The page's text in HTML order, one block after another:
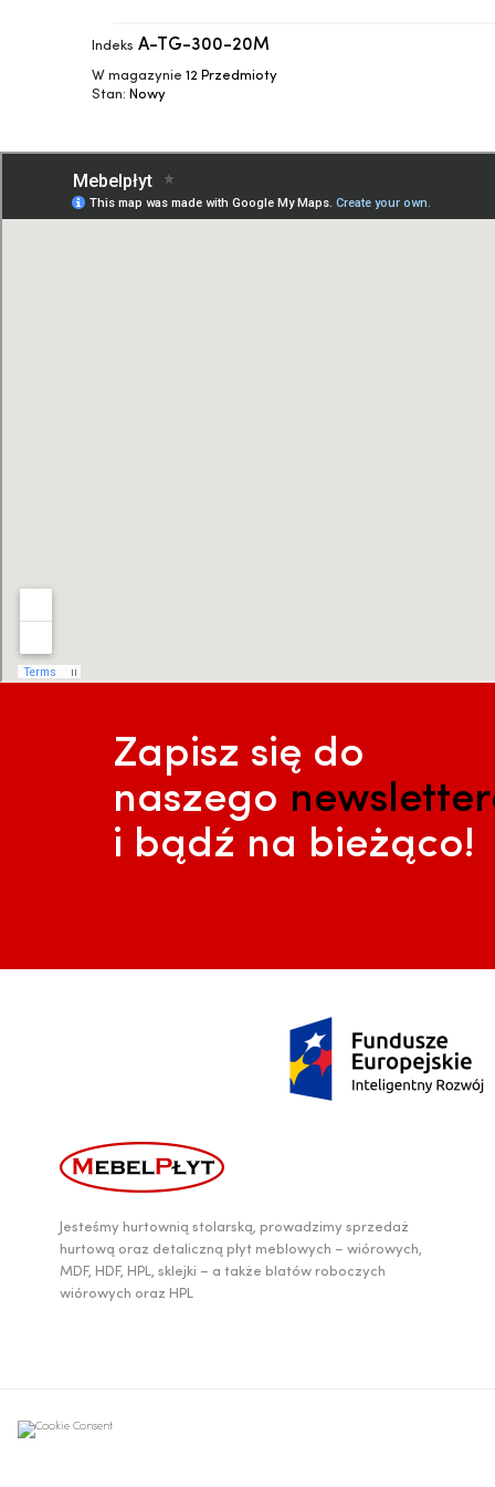
Indeks A-TG-300-20M
W magazynie 12 Przedmioty
Stan: Nowy
Zapisz się do
naszego
i bądź na bieżąco!
Jesteśmy hurtownią stolarską, prowadzimy sprzedaż
hurtową oraz detaliczną płyt meblowych – wiórowych,
MDF, HDF, HPL, sklejki – a także blatów roboczych
wiórowych oraz HPL